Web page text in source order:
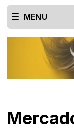
MENU